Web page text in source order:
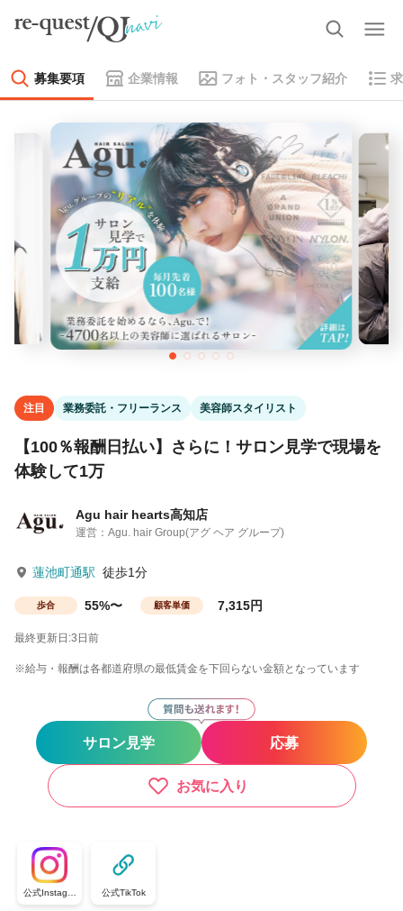
募集要項 企業情報 フォト・スタッフ紹介
注目 業務委託・フリーランス 美容師スタイリスト
【100％報酬日払い】さらに！サロン見学で現場を
体験して1万
Agu hair hearts高知店
運営：Agu. hair Group(アグ ヘア グループ)
蓮池町通駅 徒歩1分
歩合 55%〜 顧客単価 7,315円
最終更新日:3日前
※給与・報酬は各都道府県の最低賃金を下回らない金額となっています
サロン見学 応募
お気に入り
公式Instagra
m
公式TikTok